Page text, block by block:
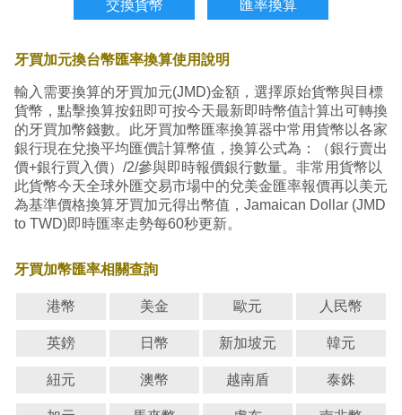
牙買加元換台幣匯率換算使用說明
輸入需要換算的牙買加元(JMD)金額，選擇原始貨幣與目標
貨幣，點擊換算按鈕即可按今天最新即時幣值計算出可轉換
的牙買加幣錢數。此牙買加幣匯率換算器中常用貨幣以各家
銀行現在兌換平均匯價計算幣值，換算公式為：（銀行賣出
價+銀行買入價）/2/參與即時報價銀行數量。非常用貨幣以
此貨幣今天全球外匯交易市場中的兌美金匯率報價再以美元
為基準價格換算牙買加元得出幣值，Jamaican Dollar (JMD
to TWD)即時匯率走勢每60秒更新。
牙買加幣匯率相關查詢
港幣 美金 歐元 人民幣
英鎊 日幣 新加坡元 韓元
紐元 澳幣 越南盾 泰銖